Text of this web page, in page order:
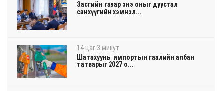
Засгийн газар энэ оныг дуустал
санхүүгийн хэмнэл...
14 цаг 3 минут
Шатахууны импортын гаалийн албан
татварыг 2027 о...